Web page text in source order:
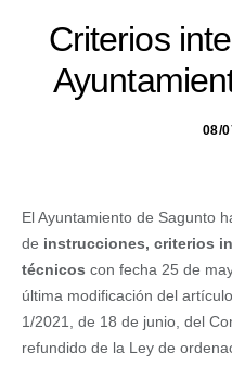
Criterios
08/
El Ayuntamiento de Sagunto
de instrucciones, criterios
técnicos con fecha 25 de
última modificación del
1/2021, de 18 de junio, del
refundido de la Ley de